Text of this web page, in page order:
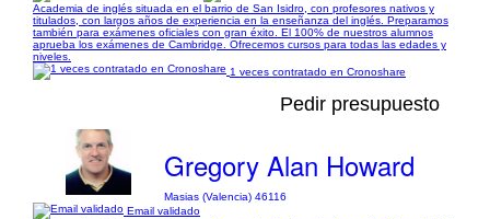
Academia de inglés situada en el barrio de San Isidro, con profesores nativos y
titulados, con largos años de experiencia en la enseñanza del inglés. Preparamos
también para exámenes oficiales con gran éxito. El 100% de nuestros alumnos
aprueba los exámenes de Cambridge. Ofrecemos cursos para todas las edades y
niveles.
1 veces contratado en Cronoshare
Pedir presupuesto
Gregory Alan Howard
Masias (Valencia) 46116
Email validado